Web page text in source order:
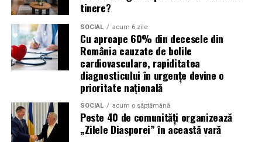
Avantajele Ravenol VMP USVO 5W30
Printre cele mai importante avantaje se numără:
tehnologie USVO;
stabilitate termică ridicată;
rezistență la oxidare;
protecție împotriva uzurii;
reducerea depunerilor;
tinere?
SOCIAL acum 6 zile
Cu aproape 60% din decesele din
România cauzate de bolile
cardiovasculare, rapiditatea
diagnosticului în urgențe devine o
prioritate națională
SOCIAL acum o săptămână
Peste 40 de comunități organizează
„Zilele Diasporei” în această vară